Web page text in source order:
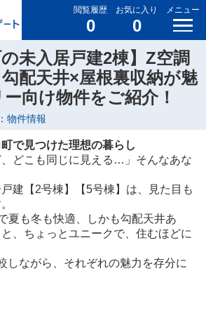
閲覧履歴
0
お気に入り
0
メニュー
の未入居戸建2棟】Z空調
配天井×屋根裏収納が魅
向け物件をご紹介！
物件情報
で見つけた理想の暮らし
、どこも同じに見える…」そんなあな
建【2号棟】【5号棟】は、見た目も
夏も冬も快適、しかも勾配天井あ
、ちょっとユニークで、住むほどに
しながら、それぞれの魅力を存分に